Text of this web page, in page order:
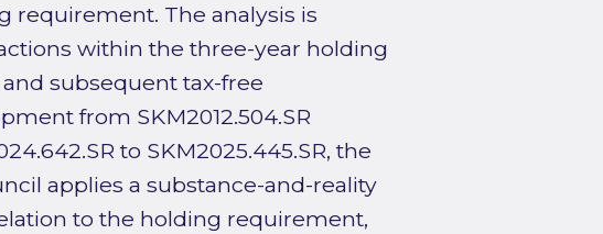
requirement. The analysis is
within the three-year holding
subsequent tax-free
from SKM2012.504.SR
to SKM2025.445.SR, the
applies a substance-and-reality
to the holding requirement,